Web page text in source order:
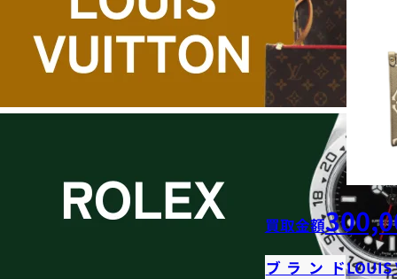
買取金額
ブランドLOUIS